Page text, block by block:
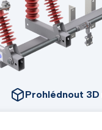
Prohlédnout 3D